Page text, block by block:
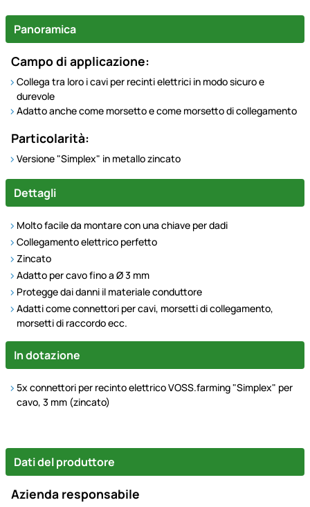
Panoramica
Campo di applicazione:
Collega tra loro i cavi per recinti elettrici in modo sicuro e
durevole
Adatto anche come morsetto e come morsetto di collegamento
Particolarità:
Versione "Simplex" in metallo zincato
Dettagli
Molto facile da montare con una chiave per dadi
Collegamento elettrico perfetto
Zincato
Adatto per cavo fino a Ø 3 mm
Protegge dai danni il materiale conduttore
Adatti come connettori per cavi, morsetti di collegamento,
morsetti di raccordo ecc.
In dotazione
5x connettori per recinto elettrico VOSS.farming "Simplex" per
cavo, 3 mm (zincato)
Dati del produttore
Azienda responsabile